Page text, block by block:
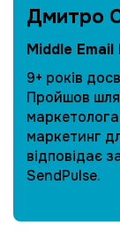
Дмитро
Middle
9+ років
Пройшов
маркетинг
відповідає
SendPulse.